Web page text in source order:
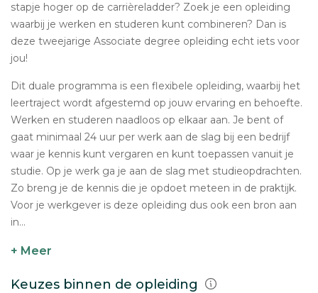
stapje hoger op de carrièreladder? Zoek je een opleiding
waarbij je werken en studeren kunt combineren? Dan is
deze tweejarige Associate degree opleiding echt iets voor
jou!
Dit duale programma is een flexibele opleiding, waarbij het
leertraject wordt afgestemd op jouw ervaring en behoefte.
Werken en studeren naadloos op elkaar aan. Je bent of
gaat minimaal 24 uur per werk aan de slag bij een bedrijf
waar je kennis kunt vergaren en kunt toepassen vanuit je
studie. Op je werk ga je aan de slag met studieopdrachten.
Zo breng je de kennis die je opdoet meteen in de praktijk.
Voor je werkgever is deze opleiding dus ook een bron aan
in...
+ Meer
Keuzes binnen de opleiding